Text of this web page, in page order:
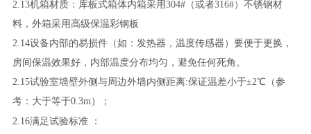
2.13机箱材质：库板式箱体内箱采用304#（或者316#）不锈钢材
料，外箱采用高级保温彩钢板
2.14设备内部的易损件（如：发热器，温度传感器）要便于更换，
房间保温效果好，内部温度分布均匀，避免任何死角。
2.15试验室墙壁外侧与周边外墙内侧距离:保证温差小于±2℃（参
考：大于等于0.3m）；
2.16满足试验标准
：